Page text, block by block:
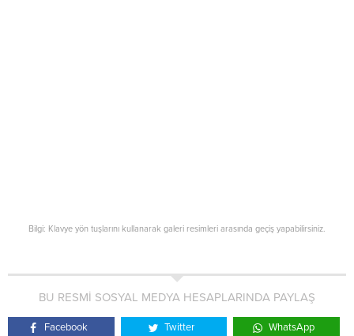
Bilgi: Klavye yön tuşlarını kullanarak galeri resimleri arasında geçiş yapabilirsiniz.
BU RESMİ SOSYAL MEDYA HESAPLARINDA PAYLAŞ
Facebook Twitter WhatsApp